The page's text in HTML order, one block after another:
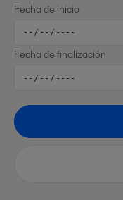
Fecha de inicio
Fecha de finalización